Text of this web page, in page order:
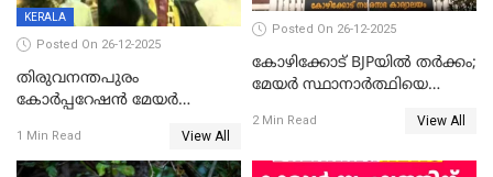
KERALA
Posted On 26-12-2025
തിരുവനന്തപുരം
കോര്‍പ്പറേഷന്‍ മേയര്‍
ഹൈക്കോടതിയിലേക്ക്;
സത്യപ്രതിജ്ഞ ചടങ്ങില്‍
1 Min Read View All
Posted On 26-12-2025
കോഴിക്കോട് BJPയിൽ തർക്കം;
മേയർ സ്ഥാനാർത്ഥിയെ
2 Min Read View All